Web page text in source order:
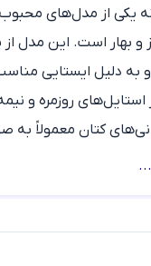
یکی از مدل‌های محبوب
بهار است. این مدل از
به دلیل ایستایی
روزمره و
کتان معمولاً به
می‌شوند و می‌توان آن‌ها